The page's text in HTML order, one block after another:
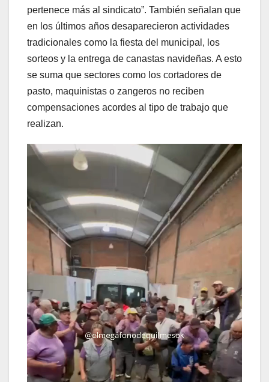
pertenece más al sindicato”. También señalan que
en los últimos años desaparecieron actividades
tradicionales como la fiesta del municipal, los
sorteos y la entrega de canastas navideñas. A esto
se suma que sectores como los cortadores de
pasto, maquinistas o zangeros no reciben
compensaciones acordes al tipo de trabajo que
realizan.